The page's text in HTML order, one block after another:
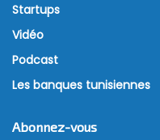
Startups
Vidéo
Podcast
Les banques tunisiennes
Abonnez-vous